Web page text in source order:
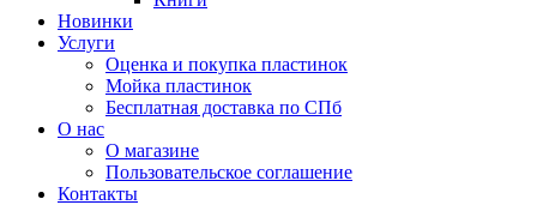
Новинки
Услуги
Оценка и покупка пластинок
Мойка пластинок
Бесплатная доставка по СПб
О нас
О магазине
Пользовательское соглашение
Контакты